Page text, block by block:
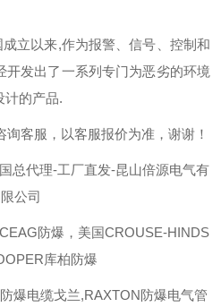
成立以来,作为报警、信号、控制和
开发出了一系列专门为恶劣的环境
计的产品.
客服，以客服报价为准，谢谢！
总代理-工厂直发-昆山倍源电气有
限公司
防爆，美国CROUSE-HINDS
库柏防爆
爆电缆戈兰,RAXTON防爆电气管